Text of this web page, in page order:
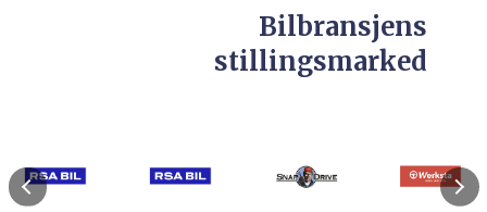
Bilbransjens
stillingsmarked